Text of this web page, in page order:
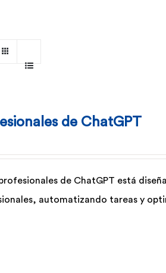
de ChatGPT
de ChatGPT está
automatizando tareas y